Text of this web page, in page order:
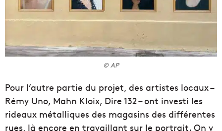
© AP
Pour l’autre partie du projet, des artistes locaux –
Rémy Uno, Mahn Kloix, Dire 132 – ont investi les
rideaux métalliques des magasins des différentes
rues, là encore en travaillant sur le portrait. On y